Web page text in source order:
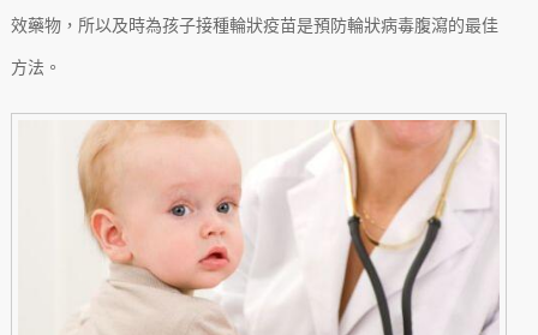
效藥物，所以及時為孩子接種輪狀疫苗是預防輪狀病毒腹瀉的最佳
方法。